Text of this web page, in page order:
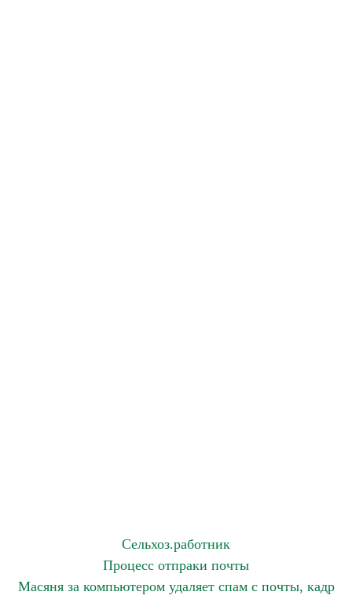
Сельхоз.работник
Процесс отпраки почты
Масяня за компьютером удаляет спам с почты, кадр